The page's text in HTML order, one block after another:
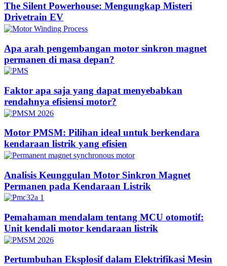
The Silent Powerhouse: Mengungkap Misteri
Drivetrain EV
Apa arah pengembangan motor sinkron magnet
permanen di masa depan?
Faktor apa saja yang dapat menyebabkan
rendahnya efisiensi motor?
Motor PMSM: Pilihan ideal untuk berkendara
kendaraan listrik yang efisien
Analisis Keunggulan Motor Sinkron Magnet
Permanen pada Kendaraan Listrik
Pemahaman mendalam tentang MCU otomotif:
Unit kendali motor kendaraan listrik
Pertumbuhan Eksplosif dalam Elektrifikasi Mesin